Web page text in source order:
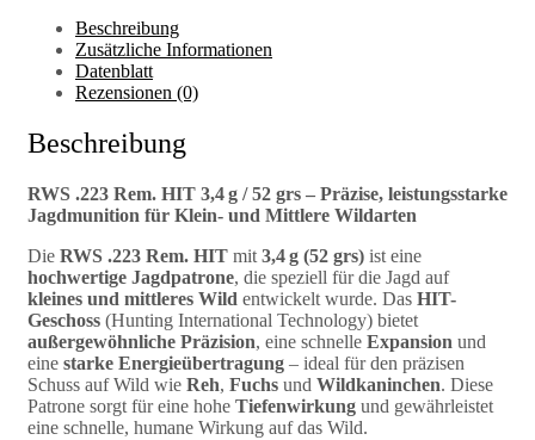
Beschreibung
Zusätzliche Informationen
Datenblatt
Rezensionen (0)
Beschreibung
RWS .223 Rem. HIT 3,4 g / 52 grs – Präzise, leistungsstarke
Jagdmunition für Klein- und Mittlere Wildarten
Die RWS .223 Rem. HIT mit 3,4 g (52 grs) ist eine
hochwertige Jagdpatrone, die speziell für die Jagd auf
kleines und mittleres Wild entwickelt wurde. Das HIT-
Geschoss (Hunting International Technology) bietet
außergewöhnliche Präzision, eine schnelle Expansion und
eine starke Energieübertragung – ideal für den präzisen
Schuss auf Wild wie Reh, Fuchs und Wildkaninchen. Diese
Patrone sorgt für eine hohe Tiefenwirkung und gewährleistet
eine schnelle, humane Wirkung auf das Wild.